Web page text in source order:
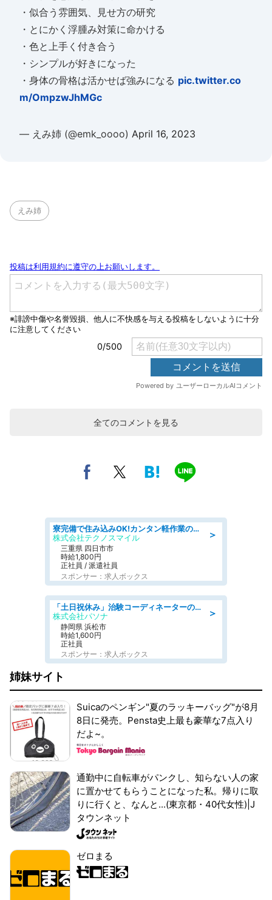
・似合う雰囲気、見せ方の研究
・とにかく浮腫み対策に命かける
・色と上手く付き合う
・シンプルが好きになった
・身体の骨格は活かせば強みになる pic.twitter.co
m/OmpzwJhMGc
— えみ姉 (@emk_oooo) April 16, 2023
えみ姉
全てのコメントを見る
＞
寮完備で住み込みOK!カンタン軽作業のお仕事 denso aichi
株式会社テクノスマイル
三重県 四日市市
時給1,800円
正社員 / 派遣社員
スポンサー：求人ボックス
＞
「土日祝休み」治験コーディネーターのお仕事/未経験OK
株式会社パソナ
静岡県 浜松市
時給1,600円
正社員
スポンサー：求人ボックス
姉妹サイト
Suicaのペンギン"夏のラッキーバッグ"が8月
8日に発売。Pensta史上最も豪華な7点入り
だよ~。
通勤中に自転車がパンクし、知らない人の家
に置かせてもらうことになった私。帰りに取
りに行くと、なんと...(東京都・40代女性)|J
タウンネット
ゼロまる